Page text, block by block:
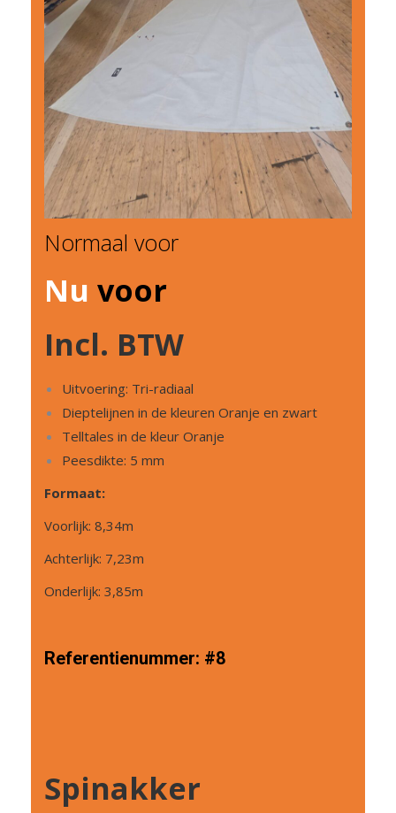
Normaal voor
Nu voor
Incl. BTW
Uitvoering: Tri-radiaal
Dieptelijnen in de kleuren Oranje en zwart
Telltales in de kleur Oranje
Peesdikte: 5 mm
Formaat:
Voorlijk: 8,34m
Achterlijk: 7,23m
Onderlijk: 3,85m
Referentienummer: #8
Spinakker